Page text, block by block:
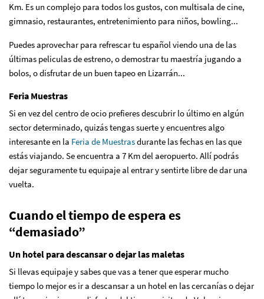
Km. Es un complejo para todos los gustos, con multisala de cine,
gimnasio, restaurantes, entretenimiento para niños, bowling...
Puedes aprovechar para refrescar tu español viendo una de las
últimas peliculas de estreno, o demostrar tu maestría jugando a
bolos, o disfrutar de un buen tapeo en Lizarrán...
Feria Muestras
Si en vez del centro de ocio prefieres descubrir lo último en algún
sector determinado, quizás tengas suerte y encuentres algo
interesante en la Feria de Muestrasdurante las fechas en las que
estás viajando. Se encuentra a 7 Km del aeropuerto. Allí podrás
dejar seguramente tu equipaje al entrar y sentirte libre de dar una
vuelta.
Cuando el tiempo de espera es
“demasiado”
Un hotel para descansar o dejar las maletas
Si llevas equipaje y sabes que vas a tener que esperar mucho
tiempo lo mejor es ir a descansar a un hotel en las cercanías o dejar